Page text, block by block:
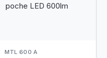
MTL 600 A